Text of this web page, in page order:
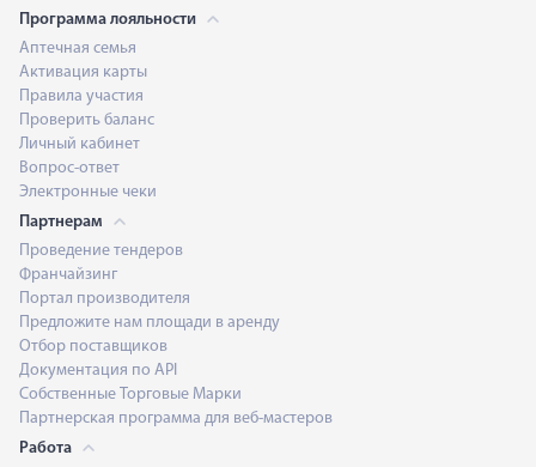
Программа лояльности
Аптечная семья
Активация карты
Правила участия
Проверить баланс
Личный кабинет
Вопрос-ответ
Электронные чеки
Партнерам
Проведение тендеров
Франчайзинг
Портал производителя
Предложите нам площади в аренду
Отбор поставщиков
Документация по API
Собственные Торговые Марки
Партнерская программа для веб-мастеров
Работа